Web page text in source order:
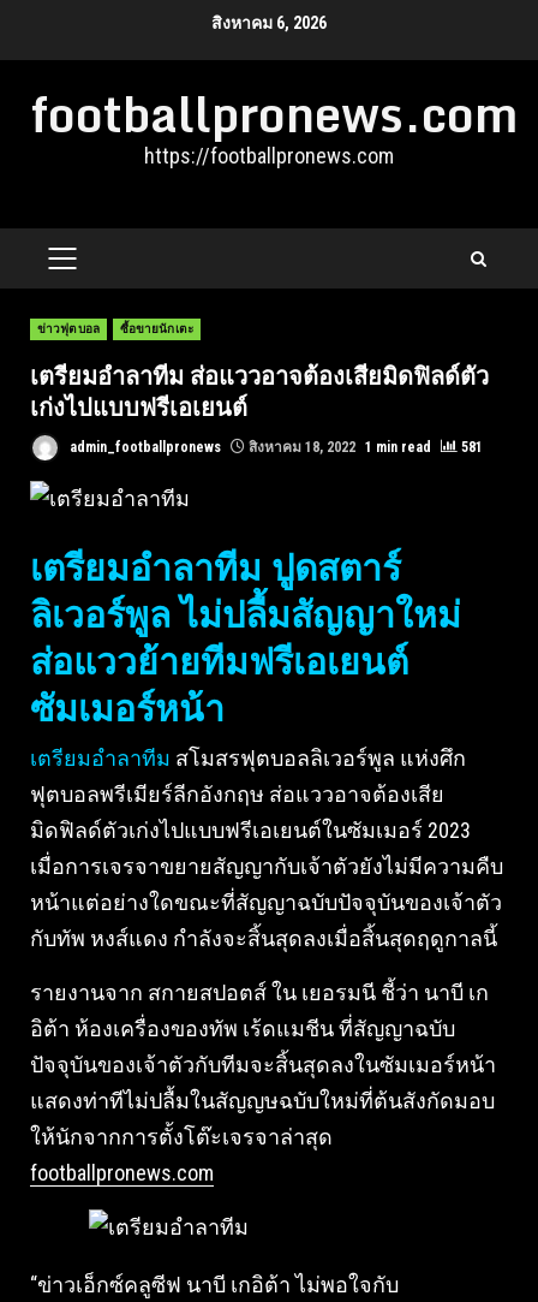
สิงหาคม 6, 2026
footballpronews.com
https://footballpronews.com
PRIMARY
ข่าวฟุตบอล ซื้อขายนักเตะ
เตรียมอำลาทีม ส่อแววอาจต้องเสียมิดฟิลด์ตัว
เก่งไปแบบฟรีเอเยนต์
admin_footballpronews สิงหาคม 18, 2022 1 min read 581
เตรียมอำลาทีม ปูดสตาร์
ลิเวอร์พูล ไม่ปลื้มสัญญาใหม่
ส่อแววย้ายทีมฟรีเอเยนต์
ซัมเมอร์หน้า
เตรียมอำลาทีม สโมสรฟุตบอลลิเวอร์พูล แห่งศึก
ฟุตบอลพรีเมียร์ลีกอังกฤษ ส่อแววอาจต้องเสีย
มิดฟิลด์ตัวเก่งไปแบบฟรีเอเยนต์ในซัมเมอร์ 2023
เมื่อการเจรจาขยายสัญญากับเจ้าตัวยังไม่มีความคืบ
หน้าแต่อย่างใดขณะที่สัญญาฉบับปัจจุบันของเจ้าตัว
กับทัพ หงส์แดง กำลังจะสิ้นสุดลงเมื่อสิ้นสุดฤดูกาลนี้
รายงานจาก สกายสปอตส์ ใน เยอรมนี ชี้ว่า นาบี เก
อิต้า ห้องเครื่องของทัพ เร้ดแมชีน ที่สัญญาฉบับ
ปัจจุบันของเจ้าตัวกับทีมจะสิ้นสุดลงในซัมเมอร์หน้า
แสดงท่าทีไม่ปลื้มในสัญญษฉบับใหม่ที่ต้นสังกัดมอบ
ให้นักจากการตั้งโต๊ะเจรจาล่าสุด
footballpronews.com
“ข่าวเอ็กซ์คลูซีฟ นาบี เกอิต้า ไม่พอใจกับ